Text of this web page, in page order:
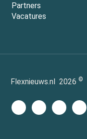
Partners
Vacatures
Flexnieuws.nl 2026 ©